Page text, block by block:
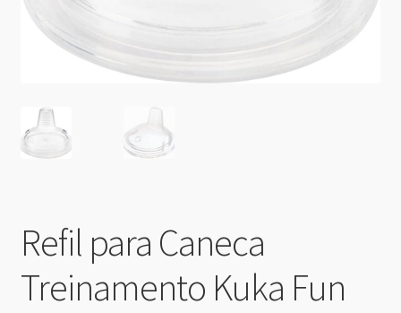
Refil para Caneca
Treinamento Kuka Fun